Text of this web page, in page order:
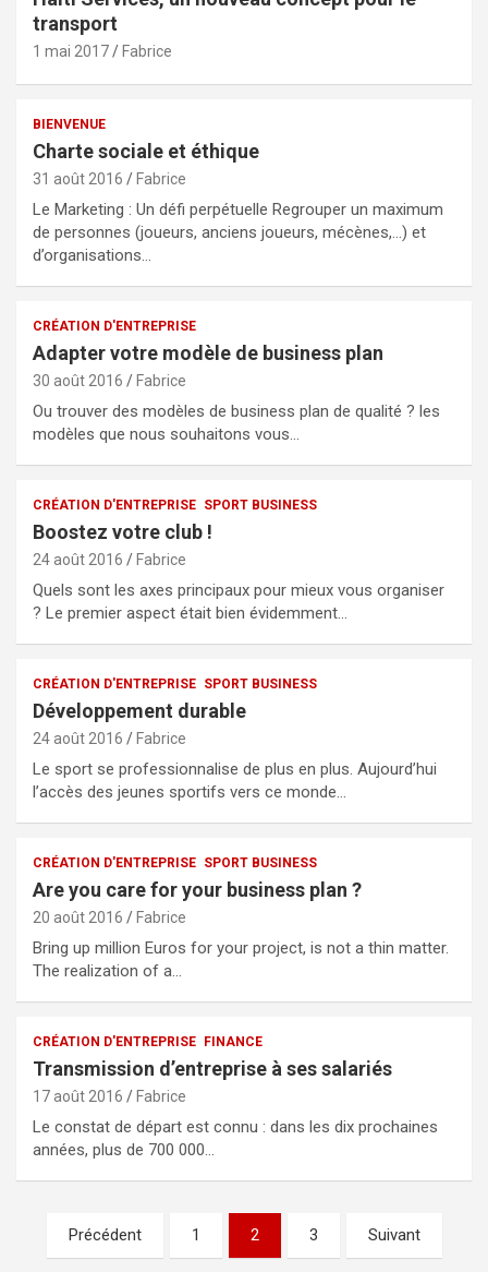
transport
1 mai 2017 Fabrice
BIENVENUE
Charte sociale et éthique
31 août 2016 Fabrice
Le Marketing : Un défi perpétuelle Regrouper un maximum
de personnes (joueurs, anciens joueurs, mécènes,…) et
d’organisations…
CRÉATION D'ENTREPRISE
Adapter votre modèle de business plan
30 août 2016 Fabrice
Ou trouver des modèles de business plan de qualité ? les
modèles que nous souhaitons vous…
CRÉATION D'ENTREPRISE SPORT BUSINESS
Boostez votre club !
24 août 2016 Fabrice
Quels sont les axes principaux pour mieux vous organiser
? Le premier aspect était bien évidemment…
CRÉATION D'ENTREPRISE SPORT BUSINESS
Développement durable
24 août 2016 Fabrice
Le sport se professionnalise de plus en plus. Aujourd’hui
l’accès des jeunes sportifs vers ce monde…
CRÉATION D'ENTREPRISE SPORT BUSINESS
Are you care for your business plan ?
20 août 2016 Fabrice
Bring up million Euros for your project, is not a thin matter.
The realization of a…
CRÉATION D'ENTREPRISE FINANCE
Transmission d’entreprise à ses salariés
17 août 2016 Fabrice
Le constat de départ est connu : dans les dix prochaines
années, plus de 700 000…
Précédent 1 2 3 Suivant